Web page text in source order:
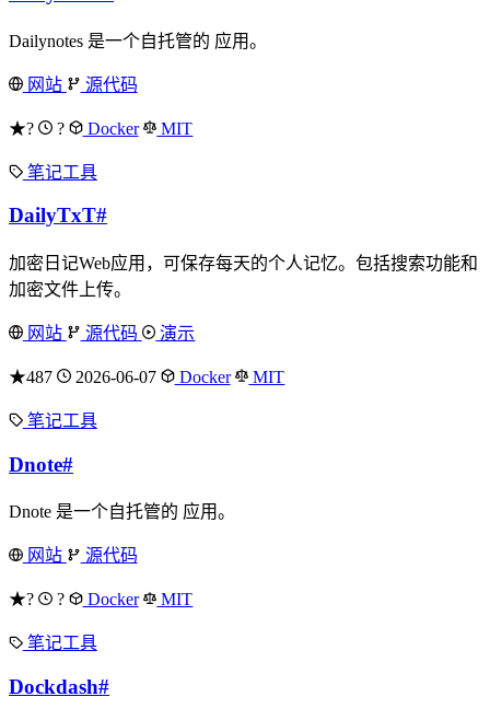
Dailynotes 是一个自托管的 应用。
网站 源代码
★? ? Docker MIT
笔记工具
DailyTxT#
加密日记Web应用，可保存每天的个人记忆。包括搜索功能和
加密文件上传。
网站 源代码 演示
★487 2026-06-07 Docker MIT
笔记工具
Dnote#
Dnote 是一个自托管的 应用。
网站 源代码
★? ? Docker MIT
笔记工具
Dockdash#